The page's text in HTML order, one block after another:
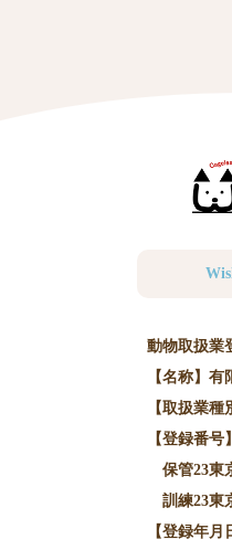
動物取扱業
【名称】
【取扱業
【登録番号】
保管23東
訓練23東
【登録年月